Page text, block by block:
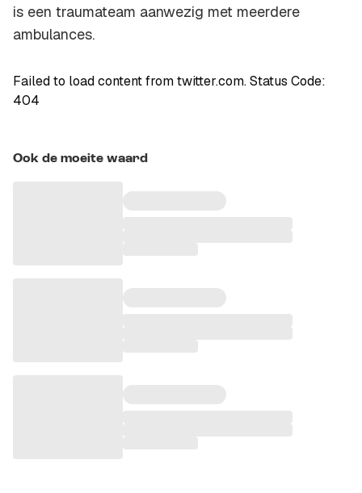
is een traumateam aanwezig met meerdere
ambulances.
Failed to load content from twitter.com. Status Code:
404
Ook de moeite waard